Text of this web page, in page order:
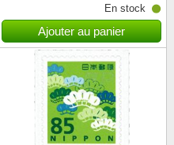
En stock
Ajouter au panier